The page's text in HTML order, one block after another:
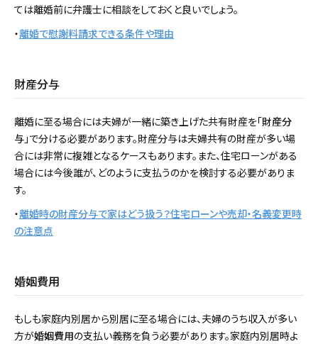
ては離婚前に弁護士に相談をしておくと良いでしょう。
・離婚で慰謝料請求できる条件や理由
財産分与
離婚に至る場合には夫婦が一緒に築き上げた共有財産を「財産分
与 」で分ける必要があります。財産分与は夫婦共有の財産が多い場
合には非常に複雑となるケースもあります。また、住宅ローンがある
場合には今後誰が、どのように支払うのかを検討する必要がありま
す。
・離婚時の財産分与で家はどう扱う？住宅ローンや売却・名義変更時
の注意点
婚姻費用
もしも家庭内別居から別居に至る場合には、夫婦のうち収入が多い
方が婚姻費用の支払い義務を負う必要があります。家庭内別居時よ